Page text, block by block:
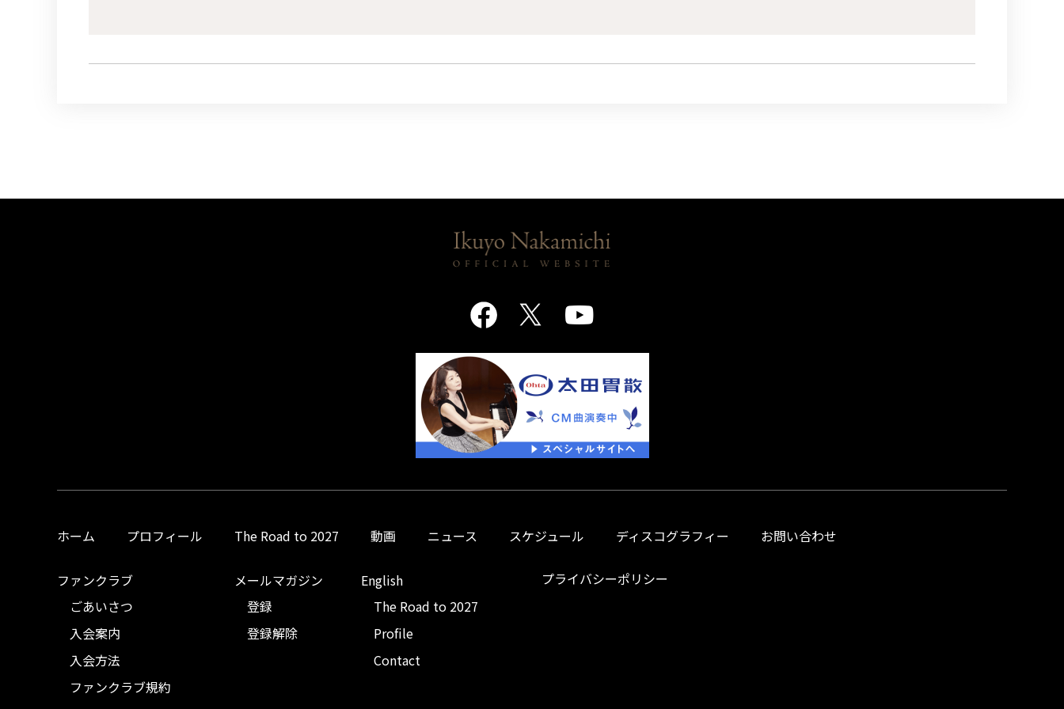
ホーム プロフィール The Road to 2027 動画 ニュース スケジュール ディスコグラフィー お問い合わせ
ファンクラブ
ごあいさつ
入会案内
入会方法
ファンクラブ規約
メールマガジン
登録
登録解除
English
The Road to 2027
Profile
Contact
プライバシーポリシー